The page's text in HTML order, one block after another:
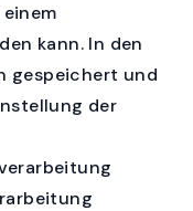
kann. In den
gespeichert und
der